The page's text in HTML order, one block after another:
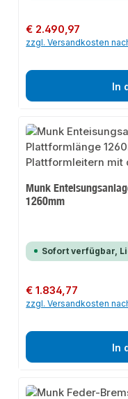
Regulärer Preis:
€ 2.490,97
zzgl. Versandkosten
In
Munk
1260mm
Sofort verfügbar,
Regulärer Preis:
€ 1.834,77
zzgl. Versandkosten
In